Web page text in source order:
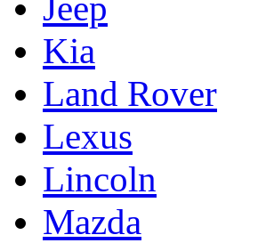
Kia
Land Rover
Lexus
Lincoln
Mazda